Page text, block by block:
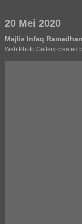
20 Mei 2020
Majlis Infaq
Web Photo Gallery created